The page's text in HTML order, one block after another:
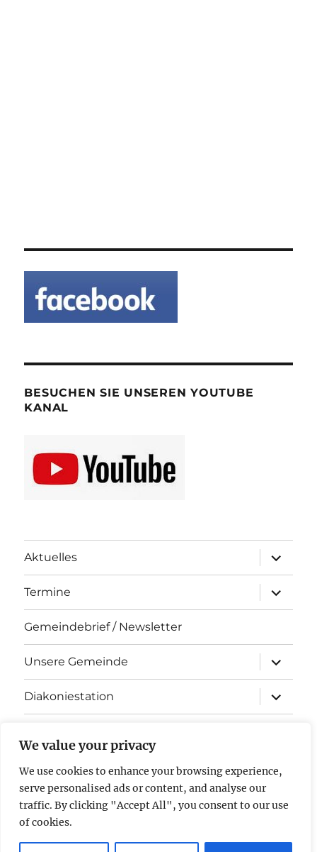
We value your privacy
We use cookies to enhance your browsing experience,
serve personalised ads or content, and analyse our
traffic. By clicking "Accept All", you consent to our use
of cookies.
BESUCHEN SIE UNSEREN YOUTUBE
KANAL
Aktuelles
öffnen
Termine
öffnen
Gemeindebrief / Newsletter
Unsere Gemeinde
öffnen
Diakoniestation
öffnen
Kontakt
Impressum & Datenschutz
Evangelische Kirchengemeinde Stockstadt am Rhein Mit